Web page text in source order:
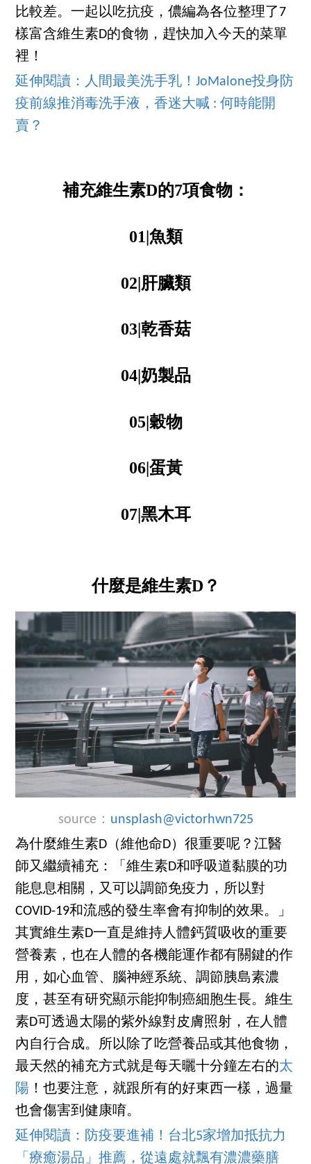
比較差。一起以吃抗疫，儂編為各位整理了7
樣富含維生素D的食物，趕快加入今天的菜單
裡！
延伸閱讀：人間最美洗手乳！JoMalone投身防
疫前線推消毒洗手液，香迷大喊 : 何時能開
賣？
補充維生素D的7項食物：
01|魚類
02|肝臟類
03|乾香菇
04|奶製品
05|穀物
06|蛋黃
07|黑木耳
什麼是維生素D？
source： unsplash@victorhwn725
為什麼維生素D（維他命D）很重要呢？江醫
師又繼續補充：「維生素D和呼吸道黏膜的功
能息息相關，又可以調節免疫力，所以對
COVID-19和流感的發生率會有抑制的效果。」
其實維生素D一直是維持人體鈣質吸收的重要
營養素，也在人體的各機能運作都有關鍵的作
用，如心血管、腦神經系統、調節胰島素濃
度，甚至有研究顯示能抑制癌細胞生長。維生
素D可透過太陽的紫外線對皮膚照射，在人體
內自行合成。所以除了吃營養品或其他食物，
最天然的補充方式就是每天曬十分鐘左右的太
陽 ！也要注意，就跟所有的好東西一樣，過量
也會傷害到健康唷。
延伸閱讀：防疫要進補！台北5家增加抵抗力
「療癒湯品」推薦，從遠處就飄有濃濃藥膳